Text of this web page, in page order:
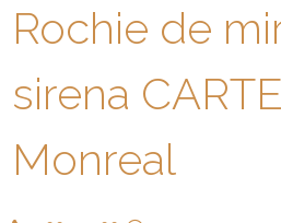
Rochie de
sirena
Monreal